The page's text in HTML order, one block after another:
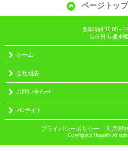
ページトッ
営業時間:10:00～
定休日:毎週水曜
ホーム
会社概要
お問い合わせ
PCサイト
プライバシーポリシー ｜ 利用規
Copyright(c) Housefit All